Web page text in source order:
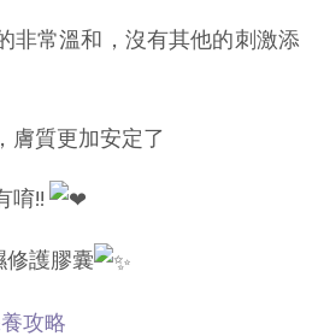
非常溫和，沒有其他的刺激添
膚質更加安定了
唷!!
修護膠囊
攻略